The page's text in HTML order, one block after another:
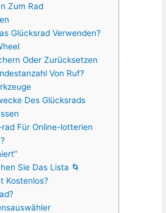
Zum Rad
Glücksrad Verwenden?
Oder Zurücksetzen
Von Ruf?
Des Glücksrads
Für Online-lotterien
Sie Das Lista 🌀
Kostenlos?